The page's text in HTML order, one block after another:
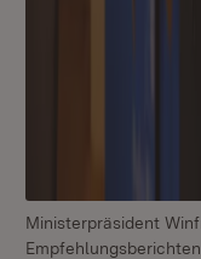
Ministerpräsident